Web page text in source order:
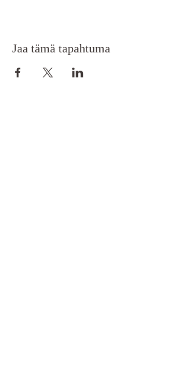
Jaa tämä tapahtuma